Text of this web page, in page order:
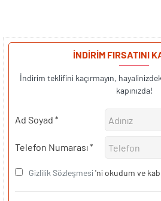
İNDİRİM FIRSATINI
İndirim teklifini kaçırmayın,
kapınızda!
Ad Soyad
Telefon Numarası
Gizlilik Sözleşmesi 'ni okudum ve